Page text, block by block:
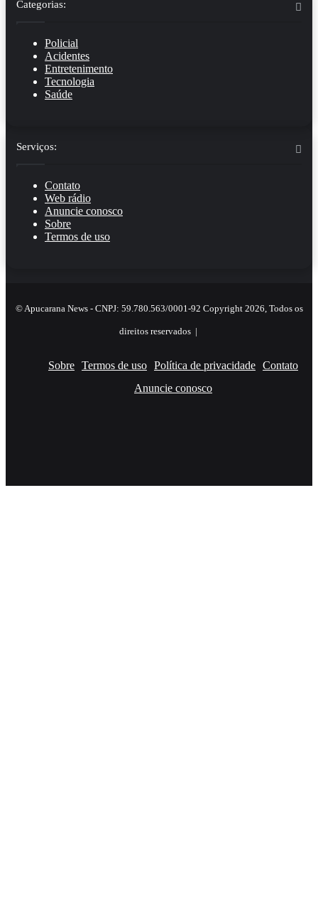
Categorias:
Policial
Acidentes
Entretenimento
Tecnologia
Saúde
Serviços:
Contato
Web rádio
Anuncie conosco
Sobre
Termos de uso
© Apucarana News - CNPJ: 59.780.563/0001-92 Copyright 2026, Todos os
direitos reservados |
Sobre Termos de uso Política de privacidade Contato
Anuncie conosco